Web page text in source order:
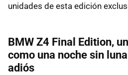
unidades de esta edición
BMW Z4 Final Edition,
como una noche sin
adiós